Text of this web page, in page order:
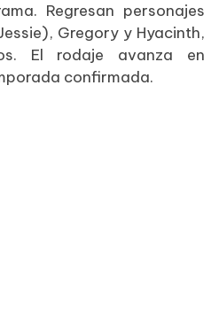
Regresan personajes
Gregory y Hyacinth,
El rodaje avanza en
confirmada.